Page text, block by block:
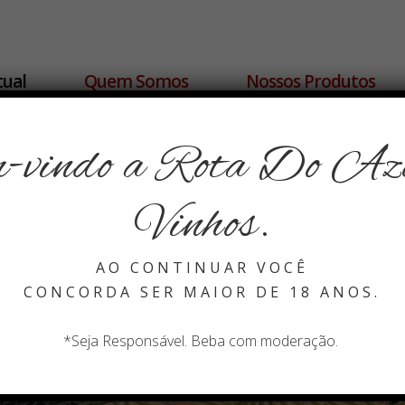
ESPUMANTES
VINHO DO PORTO
VINHOS TINTO
COLHEITA
Quem Somos Nossos Produtos
vindo a Rota Do
Vinhos.
AO CONTINUAR VOCÊ
CONCORDA SER MAIOR DE 18 ANOS.
*Seja Responsável. Beba com moderação.